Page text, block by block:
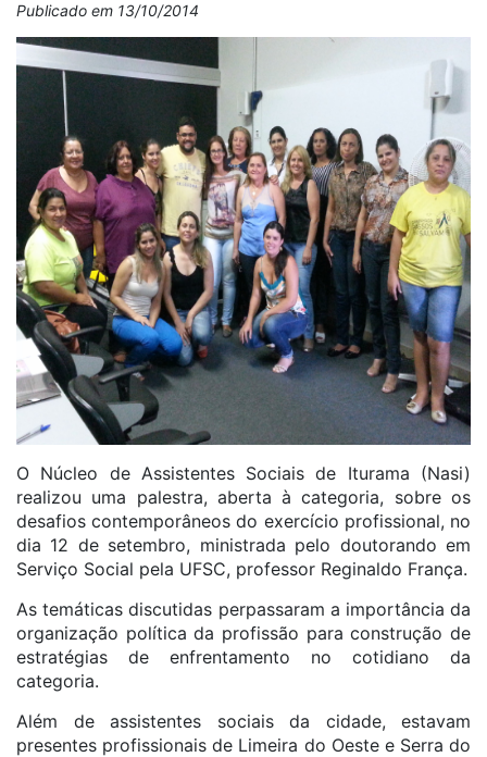
Publicado em 13/10/2014
O Núcleo de Assistentes Sociais de Iturama (Nasi)
realizou uma palestra, aberta à categoria, sobre os
desafios contemporâneos do exercício profissional, no
dia 12 de setembro, ministrada pelo doutorando em
Serviço Social pela UFSC, professor Reginaldo França.
As temáticas discutidas perpassaram a importância da
organização política da profissão para construção de
estratégias de enfrentamento no cotidiano da
categoria.
Além de assistentes sociais da cidade, estavam
presentes profissionais de Limeira do Oeste e Serra do